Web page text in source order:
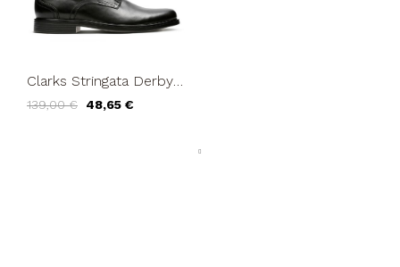
Clarks Stringata Derby
Nappa Nero
139,00 € 48,65 €